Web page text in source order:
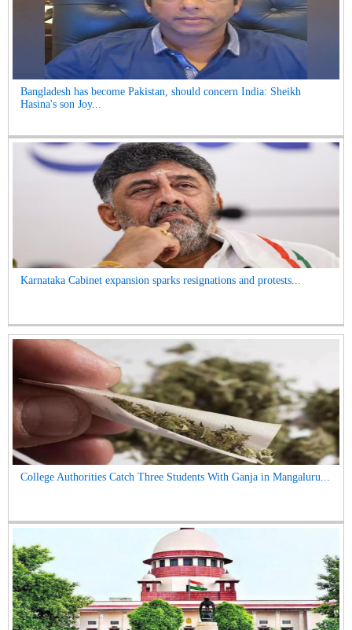
Bangladesh has become Pakistan, should concern India: Sheikh
Hasina's son Joy...
Karnataka Cabinet expansion sparks resignations and protests...
College Authorities Catch Three Students With Ganja in Mangaluru...